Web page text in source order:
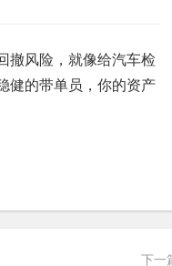
撤风险，就像给汽车检
健的带单员，你的资产
下一